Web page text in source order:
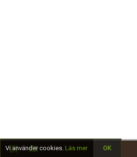
Vi använder cookies. Läs mer OK